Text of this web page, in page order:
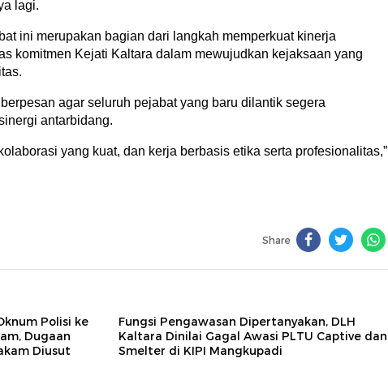
lagi.
ini merupakan bagian dari langkah memperkuat kinerja
komitmen Kejati Kaltara dalam mewujudkan kejaksaan yang
agar seluruh pejabat yang baru dilantik segera
antarbidang.
yang kuat, dan kerja berbasis etika serta profesionalitas,”
Share
Polisi ke
Dugaan
Diusut
Fungsi Pengawasan Dipertanyakan, DLH
Kaltara Dinilai Gagal Awasi PLTU Captive dan
Smelter di KIPI Mangkupadi